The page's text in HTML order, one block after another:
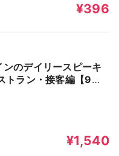
¥396
のデイリースピーキ
トラン・接客編【9】
¥1,540